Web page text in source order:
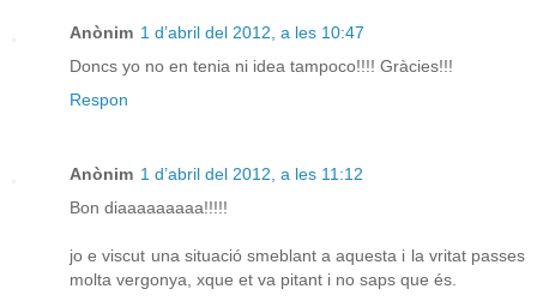
Anònim 1 d’abril del 2012, a les 10:47
Doncs yo no en tenia ni idea tampoco!!!! Gràcies!!!
Respon
Anònim 1 d’abril del 2012, a les 11:12
Bon diaaaaaaaaa!!!!!
jo e viscut una situació smeblant a aquesta i la vritat passes
molta vergonya, xque et va pitant i no saps que és.